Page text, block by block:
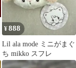
¥888
Lil ala mode ミニがまぐ
ち mikko スフレ